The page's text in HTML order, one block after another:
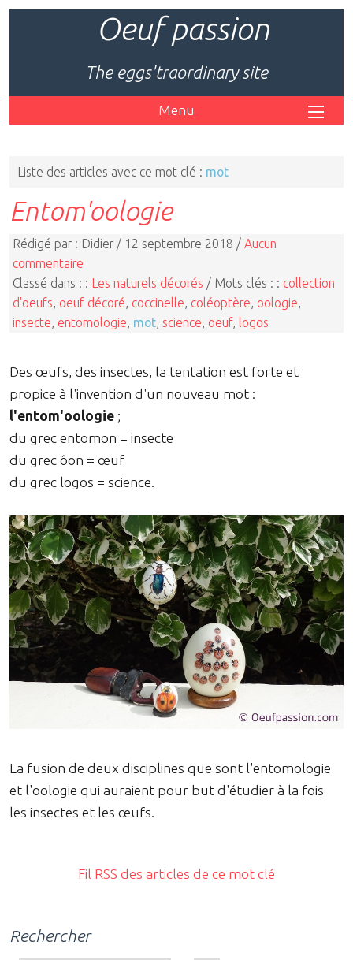
Oeuf passion
The eggs'traordinary site
Menu
Liste des articles avec ce mot clé : mot
Entom'oologie
Rédigé par : Didier / 12 septembre 2018 / Aucun
commentaire
Classé dans : : Les naturels décorés / Mots clés : : collection
d'oeufs oeuf décoré coccinelle coléoptère oologie
insecte entomologie mot science oeuf, logos
Des œufs, des insectes, la tentation est forte et
propice à l'invention d'un nouveau mot :
l'entom'oologie ;
du grec entomon = insecte
du grec ôon = œuf
du grec logos = science.
La fusion de deux disciplines que sont l'entomologie
et l'oologie qui auraient pour but d'étudier à la fois
les insectes et les œufs.
Fil RSS des articles de ce mot clé
Rechercher